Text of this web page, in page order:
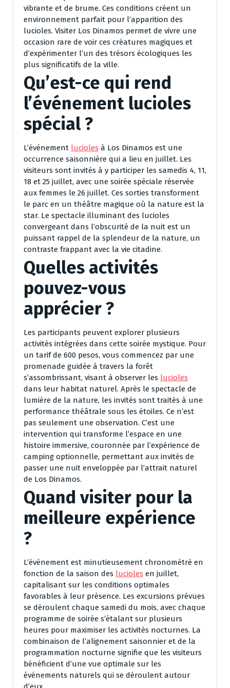
vibrante et de brume. Ces conditions créent un
environnement parfait pour l’apparition des
lucioles. Visiter Los Dinamos permet de vivre une
occasion rare de voir ces créatures magiques et
d’expérimenter l’un des trésors écologiques les
plus significatifs de la ville.
Qu’est-ce qui rend
l’événement lucioles
spécial ?
L’événement lucioles à Los Dinamos est une
occurrence saisonnière qui a lieu en juillet. Les
visiteurs sont invités à y participer les samedis 4, 11,
18 et 25 juillet, avec une soirée spéciale réservée
aux femmes le 26 juillet. Ces sorties transforment
le parc en un théâtre magique où la nature est la
star. Le spectacle illuminant des lucioles
convergeant dans l’obscurité de la nuit est un
puissant rappel de la splendeur de la nature, un
contraste frappant avec la vie citadine.
Quelles activités
pouvez-vous
apprécier ?
Les participants peuvent explorer plusieurs
activités intégrées dans cette soirée mystique. Pour
un tarif de 600 pesos, vous commencez par une
promenade guidée à travers la forêt
s’assombrissant, visant à observer les lucioles
dans leur habitat naturel. Après le spectacle de
lumière de la nature, les invités sont traités à une
performance théâtrale sous les étoiles. Ce n’est
pas seulement une observation. C’est une
intervention qui transforme l’espace en une
histoire immersive, couronnée par l’expérience de
camping optionnelle, permettant aux invités de
passer une nuit enveloppée par l’attrait naturel
de Los Dinamos.
Quand visiter pour la
meilleure expérience
?
L’événement est minutieusement chronométré en
fonction de la saison des lucioles en juillet,
capitalisant sur les conditions optimales
favorables à leur présence. Les excursions prévues
se déroulent chaque samedi du mois, avec chaque
programme de soirée s’étalant sur plusieurs
heures pour maximiser les activités nocturnes. La
combinaison de l’alignement saisonnier et de la
programmation nocturne signifie que les visiteurs
bénéficient d’une vue optimale sur les
événements naturels qui se déroulent autour